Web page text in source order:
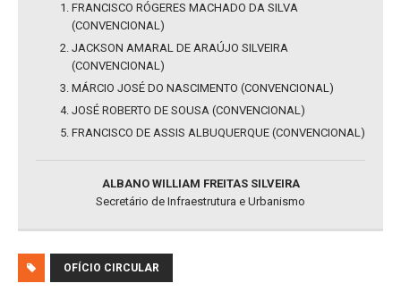
FRANCISCO RÓGERES MACHADO DA SILVA
(CONVENCIONAL)
JACKSON AMARAL DE ARAÚJO SILVEIRA
(CONVENCIONAL)
MÁRCIO JOSÉ DO NASCIMENTO (CONVENCIONAL)
JOSÉ ROBERTO DE SOUSA (CONVENCIONAL)
FRANCISCO DE ASSIS ALBUQUERQUE (CONVENCIONAL)
ALBANO WILLIAM FREITAS SILVEIRA
Secretário de Infraestrutura e Urbanismo
OFÍCIO CIRCULAR